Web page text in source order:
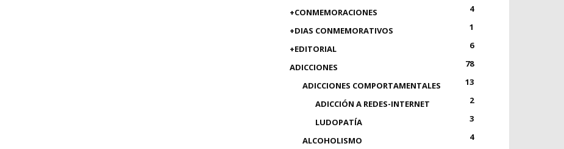
+CONMEMORACIONES
4
+DIAS CONMEMORATIVOS
1
+EDITORIAL
6
ADICCIONES
78
ADICCIONES COMPORTAMENTALES
13
ADICCIÓN A REDES-INTERNET
2
LUDOPATÍA
3
ALCOHOLISMO
4